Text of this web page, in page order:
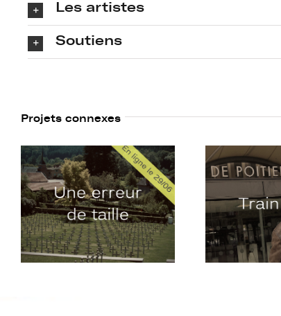
Les artistes
Soutiens
Projets connexes